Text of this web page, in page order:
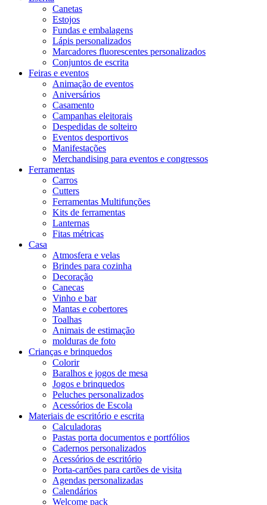
Canetas
Estojos
Fundas e embalagens
Lápis personalizados
Marcadores fluorescentes personalizados
Conjuntos de escrita
Feiras e eventos
Animação de eventos
Aniversários
Casamento
Campanhas eleitorais
Despedidas de solteiro
Eventos desportivos
Manifestações
Merchandising para eventos e congressos
Ferramentas
Carros
Cutters
Ferramentas Multifunções
Kits de ferramentas
Lanternas
Fitas métricas
Casa
Atmosfera e velas
Brindes para cozinha
Decoração
Canecas
Vinho e bar
Mantas e cobertores
Toalhas
Animais de estimação
molduras de foto
Crianças e brinquedos
Colorir
Baralhos e jogos de mesa
Jogos e brinquedos
Peluches personalizados
Acessórios de Escola
Materiais de escritório e escrita
Calculadoras
Pastas porta documentos e portfólios
Cadernos personalizados
Acessórios de escritório
Porta-cartões para cartões de visita
Agendas personalizadas
Calendários
Welcome pack